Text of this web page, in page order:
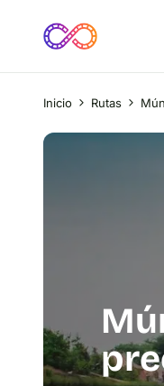
Inicio Rutas